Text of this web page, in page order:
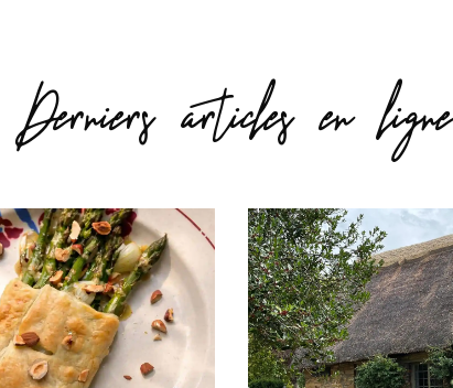
Derniers articles en ligne